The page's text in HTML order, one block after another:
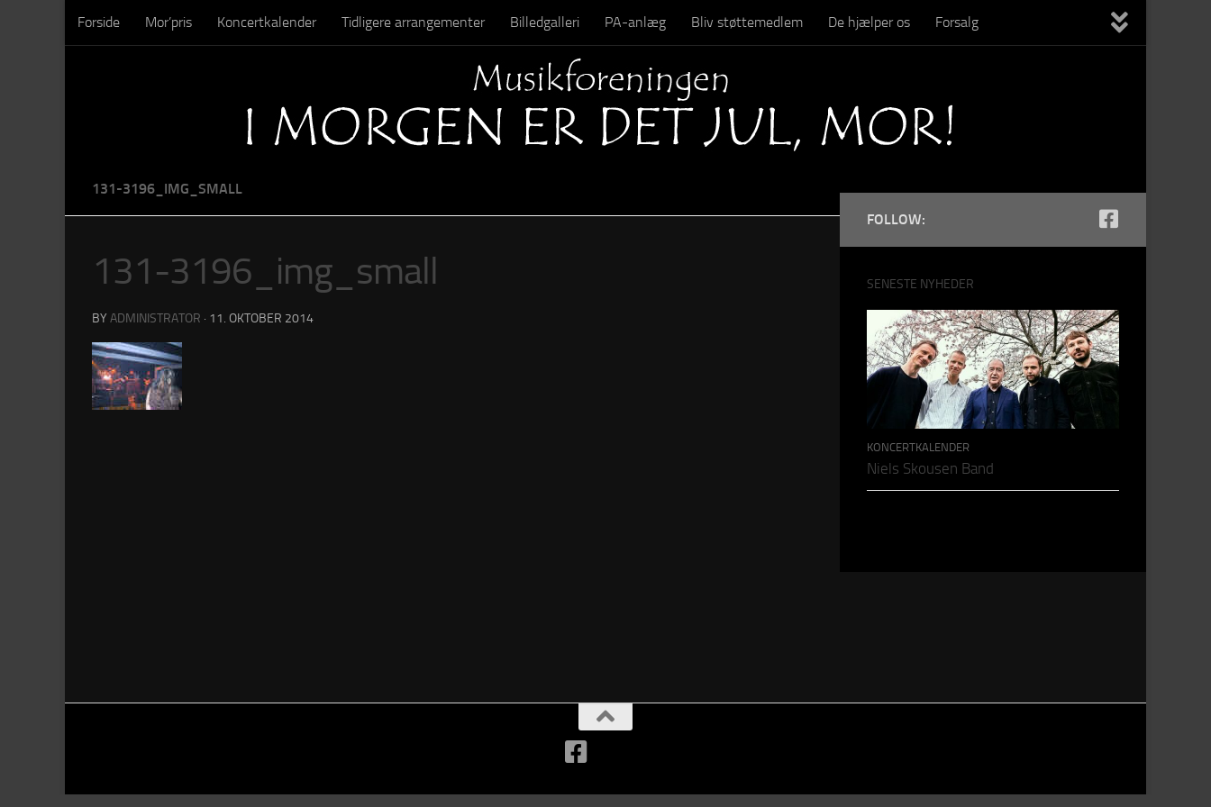
Skip to content
Forside Mor’pris Koncertkalender Tidligere arrangementer Billedgalleri PA-anlæg Bliv støttemedlem De hjælper os Forsalg
131-3196_IMG_SMALL
131-3196_img_small
BY ADMINISTRATOR · 11. OKTOBER 2014
FOLLOW:
SENESTE NYHEDER
KONCERTKALENDER
Niels Skousen Band